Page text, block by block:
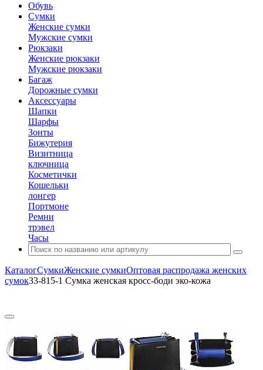
Обувь
Сумки
Женские сумки
Мужские сумки
Рюкзаки
Женские рюкзаки
Мужские рюкзаки
Багаж
Дорожные сумки
Аксессуары
Шапки
Шарфы
Зонты
Бижутерия
Визитница
ключница
Косметички
Кошельки
лонгер
Портмоне
Ремни
трэвел
Часы
КаталогСумкиЖенские сумкиОптовая распродажа женских
сумок33-815-1 Сумка женская кросс-боди эко-кожа